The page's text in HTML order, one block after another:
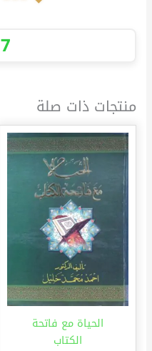
7
منتجات ذات صلة
الحياة مع فاتحة
الكتاب